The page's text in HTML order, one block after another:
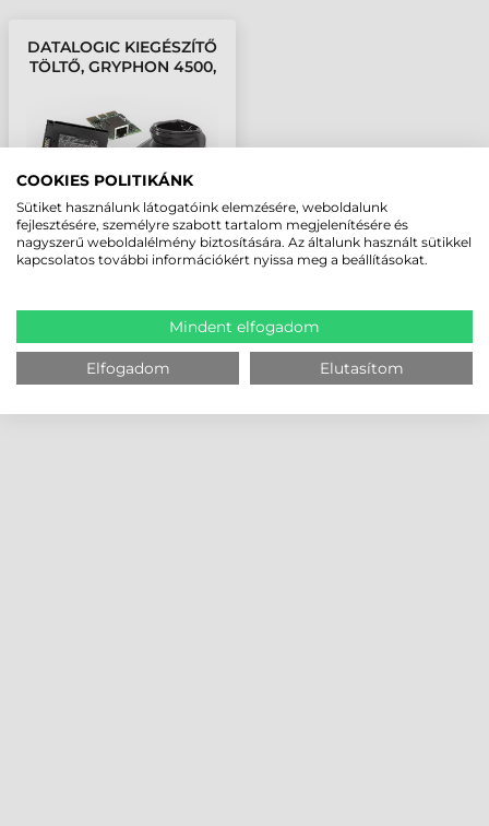
DATALOGIC KIEGÉSZÍTŐ
TÖLTŐ, GRYPHON 4500,
RÉSZÉRE
COOKIES POLITIKÁNK
Sütiket használunk látogatóink elemzésére, weboldalunk
fejlesztésére, személyre szabott tartalom megjelenítésére és
nagyszerű weboldalélmény biztosítására. Az általunk használt sütikkel
kapcsolatos további információkért nyissa meg a beállításokat.
Mindent elfogadom
Elfogadom Elutasítom